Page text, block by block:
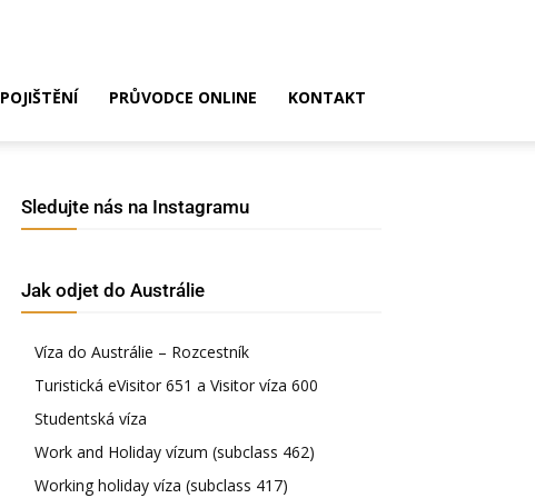
POJIŠTĚNÍ PRŮVODCE ONLINE KONTAKT
Sledujte nás na Instagramu
Jak odjet do Austrálie
Víza do Austrálie – Rozcestník
Turistická eVisitor 651 a Visitor víza 600
Studentská víza
Work and Holiday vízum (subclass 462)
Working holiday víza (subclass 417)